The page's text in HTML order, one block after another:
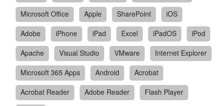
Microsoft Office
Apple SharePoint
iOS
Adobe
iPhone iPad Excel iPadOS
iPod
Apache
Visual Studio VMware
Internet Explorer
Microsoft 365 Apps
Android
Acrobat
Acrobat Reader
Adobe Reader
Flash Player